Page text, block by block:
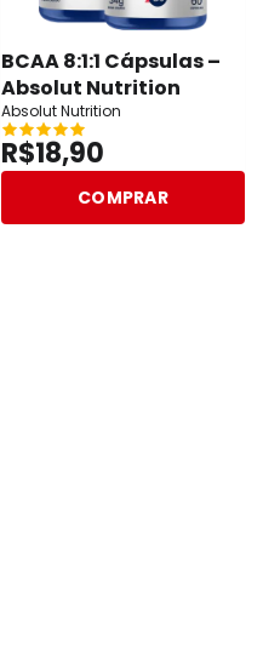
BCAA 8:1:1 Cápsulas –
Absolut Nutrition
Absolut Nutrition
R$18,90
COMPRAR